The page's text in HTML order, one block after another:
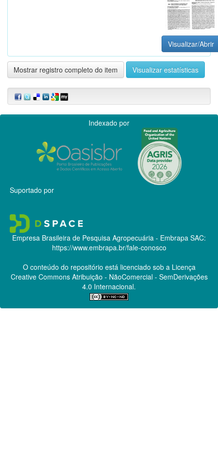
Visualizar/Abrir
Mostrar registro completo do item Visualizar estatísticas
Indexado por
Suportado por
Empresa Brasileira de Pesquisa Agropecuária - Embrapa SAC:
https://www.embrapa.br/fale-conosco
O conteúdo do repositório está licenciado sob a Licença
Creative CommonsAtribuição - NãoComercial - SemDerivações
4.0 Internacional.